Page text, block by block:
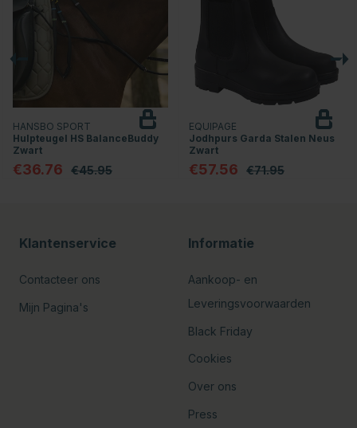
HANSBO SPORT
Hulpteugel HS BalanceBuddy
Zwart
€36.76 €45.95
EQUIPAGE
Jodhpurs Garda Stalen Neus
Zwart
€57.56 €71.95
Klantenservice
Contacteer ons
Mijn Pagina's
Informatie
Aankoop- en
Leveringsvoorwaarden
Black Friday
Cookies
Over ons
Press